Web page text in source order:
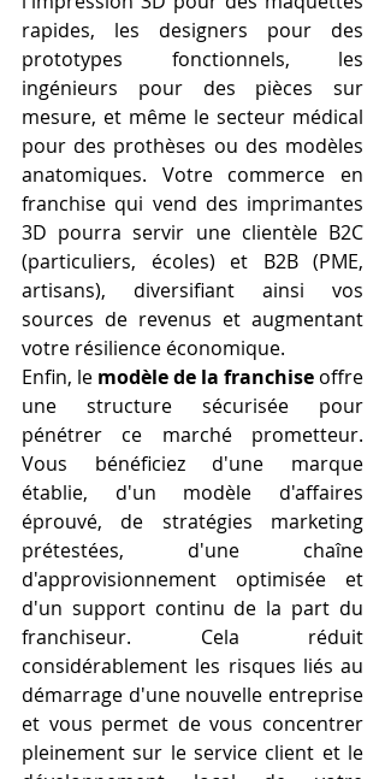
rapides, les designers pour des
prototypes fonctionnels, les
ingénieurs pour des pièces sur
mesure, et même le secteur médical
pour des prothèses ou des modèles
anatomiques. Votre commerce en
franchise qui vend des imprimantes
3D pourra servir une clientèle B2C
(particuliers, écoles) et B2B (PME,
artisans), diversifiant ainsi vos
sources de revenus et augmentant
votre résilience économique.
Enfin, le modèle de la franchise offre
une structure sécurisée pour
pénétrer ce marché prometteur.
Vous bénéficiez d'une marque
établie, d'un modèle d'affaires
éprouvé, de stratégies marketing
prétestées, d'une chaîne
d'approvisionnement optimisée et
d'un support continu de la part du
franchiseur. Cela réduit
considérablement les risques liés au
démarrage d'une nouvelle entreprise
et vous permet de vous concentrer
pleinement sur le service client et le